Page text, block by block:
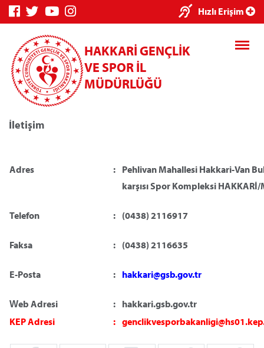
Hızlı Erişim
HAKKARİ GENÇLİK
VE SPOR İL
MÜDÜRLÜĞÜ
İletişim
Adres : Pehlivan Mahallesi Hakkari-Van
karşısı Spor Kompleksi HAKKARİ/
Telefon : (0438) 2116917
Faksa : (0438) 2116635
E-Posta : hakkari@gsb.gov.tr
Web Adresi : hakkari.gsb.gov.tr
KEP Adresi
:
Kredi/Yurt E-Ödeme